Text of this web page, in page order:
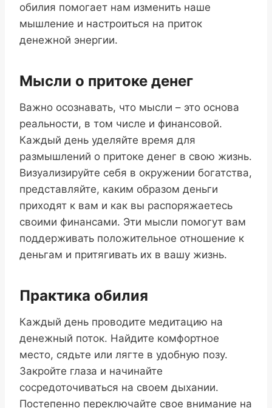
обилия помогает нам изменить наше
мышление и настроиться на приток
денежной энергии.
Мысли о притоке денег
Важно осознавать, что мысли – это основа
реальности, в том числе и финансовой.
Каждый день уделяйте время для
размышлений о притоке денег в свою жизнь.
Визуализируйте себя в окружении богатства,
представляйте, каким образом деньги
приходят к вам и как вы распоряжаетесь
своими финансами. Эти мысли помогут вам
поддерживать положительное отношение к
деньгам и притягивать их в вашу жизнь.
Практика обилия
Каждый день проводите медитацию на
денежный поток. Найдите комфортное
место, сядьте или лягте в удобную позу.
Закройте глаза и начинайте
сосредоточиваться на своем дыхании.
Постепенно переключайте свое внимание на